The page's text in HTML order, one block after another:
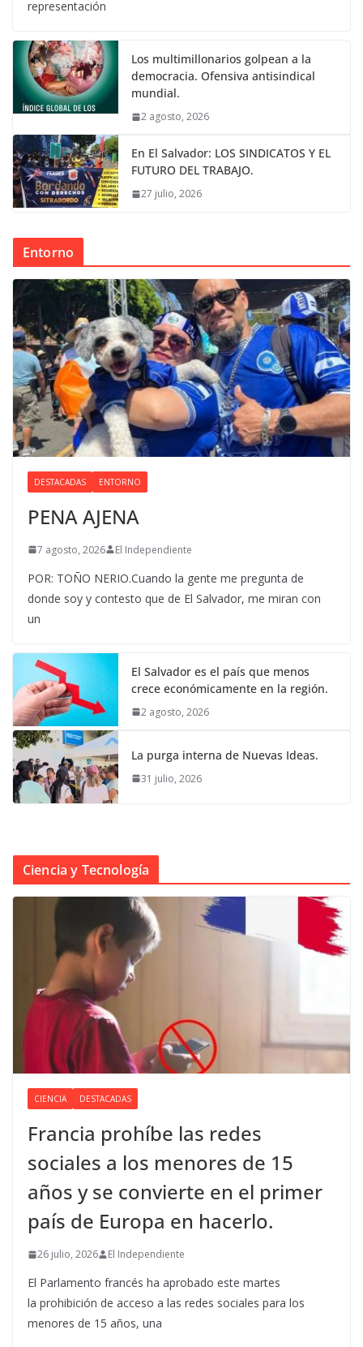
representación
Los multimillonarios golpean a la
democracia. Ofensiva antisindical
mundial.
2 agosto, 2026
En El Salvador: LOS SINDICATOS Y EL
FUTURO DEL TRABAJO.
27 julio, 2026
Entorno
DESTACADAS ENTORNO
PENA AJENA
7 agosto, 2026 El Independiente
POR: TOÑO NERIO.Cuando la gente me pregunta de
donde soy y contesto que de El Salvador, me miran con
un
El Salvador es el país que menos
crece económicamente en la región.
2 agosto, 2026
La purga interna de Nuevas Ideas.
31 julio, 2026
Ciencia y Tecnología
CIENCIA DESTACADAS
Francia prohíbe las redes
sociales a los menores de 15
años y se convierte en el primer
país de Europa en hacerlo.
26 julio, 2026 El Independiente
El Parlamento francés ha aprobado este martes
la prohibición de acceso a las redes sociales para los
menores de 15 años, una